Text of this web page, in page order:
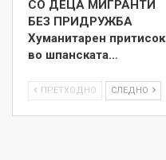
СО ДЕЦА МИГРАНТИ
БЕЗ ПРИДРУЖБА
Хуманитарен притисок
во шпанската…
ПРЕТХОДНО СЛЕДНО